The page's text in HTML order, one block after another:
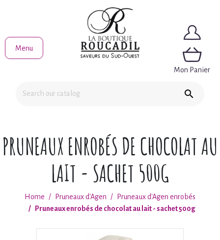
Menu

Mon Panier
PRUNEAUX ENROBÉS DE CHOCOLAT AU
LAIT - SACHET 500G
Home Pruneaux d'Agen
Pruneaux d'Agen enrobés
Pruneaux enrobés de chocolat au lait - sachet 500g